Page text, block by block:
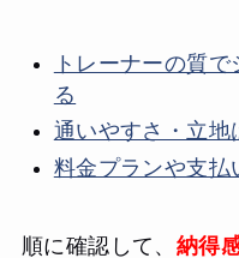
トレーナーの質
る
通いやすさ・立地
料金プランや支払
順に確認して、 納得